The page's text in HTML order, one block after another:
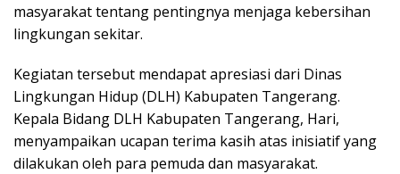
masyarakat tentang pentingnya menjaga kebersihan
lingkungan sekitar.
Kegiatan tersebut mendapat apresiasi dari Dinas
Lingkungan Hidup (DLH) Kabupaten Tangerang.
Kepala Bidang DLH Kabupaten Tangerang, Hari,
menyampaikan ucapan terima kasih atas inisiatif yang
dilakukan oleh para pemuda dan masyarakat.